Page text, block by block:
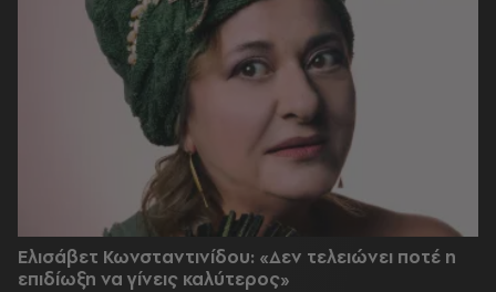
Ελισάβετ Κωνσταντινίδου: «Δεν τελειώνει ποτέ η
επιδίωξη να γίνεις καλύτερος»